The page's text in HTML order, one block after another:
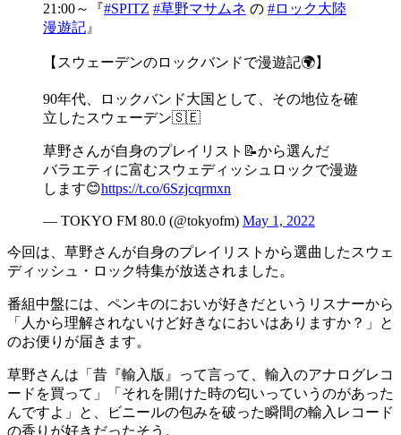
21:00～『#SPITZ #草野マサムネ の #ロック大陸
漫遊記 』
【スウェーデンのロックバンドで漫遊記🌍】
90年代、ロックバンド大国として、その地位を確
立したスウェーデン🇸🇪
草野さんが自身のプレイリスト📝から選んだ
バラエティに富むスウェディッシュロックで漫遊
します😊https://t.co/6Szjcqrmxn
— TOKYO FM 80.0 (@tokyofm) May 1, 2022
今回は、草野さんが自身のプレイリストから選曲したスウェ
ディッシュ・ロック特集が放送されました。
番組中盤には、ペンキのにおいが好きだというリスナーから
「人から理解されないけど好きなにおいはありますか？」と
のお便りが届きます。
草野さんは「昔『輸入版』って言って、輸入のアナログレコ
ードを買って」「それを開けた時の匂いっていうのがあった
んですよ」と、ビニールの包みを破った瞬間の輸入レコード
の香りが好きだったそう。